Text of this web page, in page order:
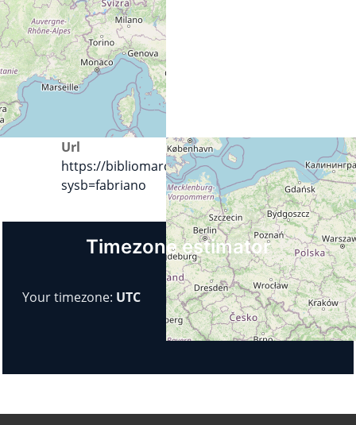
Plaats
60044 Fabriano
Land
Url
https://bibliomarchenord.it/SebinaOpac/.do?
sysb=fabriano
Timezone estimator
Your timezone: UTC